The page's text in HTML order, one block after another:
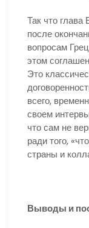
Так что
после
вопросам
этом
Это
всего,
своем
что сам не
ради того,
страны и
Выводы и